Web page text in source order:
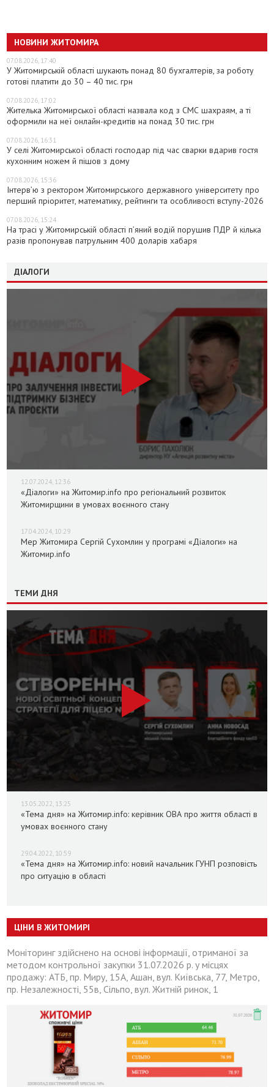
НОВИНИ ЖИТОМИРА
07.08.2026, 17:40
У Житомирській області шукають понад 80 бухгалтерів, за роботу
готові платити до 30 – 40 тис. грн
07.08.2026, 17:02
Жителька Житомирської області назвала код з СМС шахраям, а ті
оформили на неї онлайн-кредитів на понад 30 тис. грн
07.08.2026, 16:31
У селі Житомирської області господар під час сварки вдарив гостя
кухонним ножем й пішов з дому
07.08.2026, 15:36
Інтерв’ю з ректором Житомирського державного університету про
перший пріоритет, математику, рейтинги та особливості вступу-2026
07.08.2026, 15:24
На трасі у Житомирській області п’яний водій порушив ПДР й кілька
разів пропонував патрульним 400 доларів хабаря
ДІАЛОГИ
12.07.2024, 12:36
«Діалоги» на Житомир.info про регіональний розвиток
Житомирщини в умовах воєнного стану
17.04.2024, 10:29
Мер Житомира Сергій Сухомлин у програмі «Діалоги» на
Житомир.info
ТЕМИ ДНЯ
13.05.2022, 13:25
«Тема дня» на Житомир.info: керівник ОВА про життя області в
умовах воєнного стану
29.04.2022, 10:59
«Тема дня» на Житомир.info: новий начальник ГУНП розповість
про ситуацію в області
ЦІНИ В ЖИТОМИРІ
Моніторинг здійснено на основі інформації, отриманої за
методом контрольної закупки 31.07.2026 р. у місцях
продажу: АТБ, пр. Миру, 15А, Ашан, вул. Київська, 77, Метро,
пр. Незалежності, 55в, Сільпо, вул. Житній ринок, 1